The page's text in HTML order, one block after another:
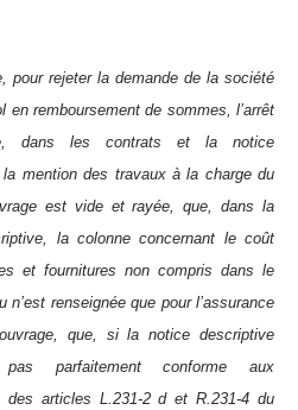
pour rejeter la demande de la société
en remboursement de sommes, l’arrêt
dans les contrats et la notice
mention des travaux à la charge du
est vide et rayée, que, dans la
la colonne concernant le coût
et fournitures non compris dans le
n’est renseignée que pour l’assurance
ouvrage, que, si la notice descriptive
pas parfaitement conforme aux
des articles L.231-2 d et R.231-4 du